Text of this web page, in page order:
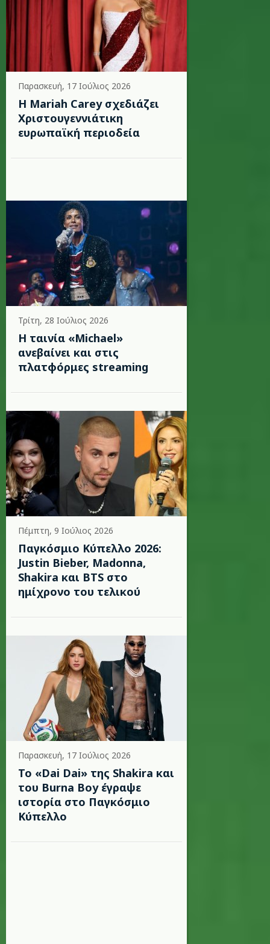
Παρασκευή, 17 Ιούλιος 2026
Η Mariah Carey σχεδιάζει
Χριστουγεννιάτικη
ευρωπαϊκή περιοδεία
Τρίτη, 28 Ιούλιος 2026
Η ταινία «Michael»
ανεβαίνει και στις
πλατφόρμες streaming
Πέμπτη, 9 Ιούλιος 2026
Παγκόσμιο Κύπελλο 2026:
Justin Bieber, Madonna,
Shakira και BTS στο
ημίχρονο του τελικού
Παρασκευή, 17 Ιούλιος 2026
To «Dai Dai» της Shakira και
του Burna Boy έγραψε
ιστορία στο Παγκόσμιο
Κύπελλο